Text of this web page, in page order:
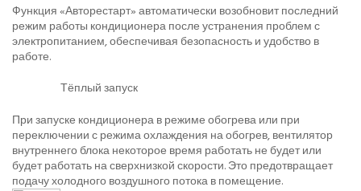
Функция «Авторестарт» автоматически возобновит последний
режим работы кондиционера после устранения проблем с
электропитанием, обеспечивая безопасность и удобство в
работе.
Тёплый запуск
При запуске кондиционера в режиме обогрева или при
переключении с режима охлаждения на обогрев, вентилятор
внутреннего блока некоторое время работать не будет или
будет работать на сверхнизкой скорости. Это предотвращает
подачу холодного воздушного потока в помещение.